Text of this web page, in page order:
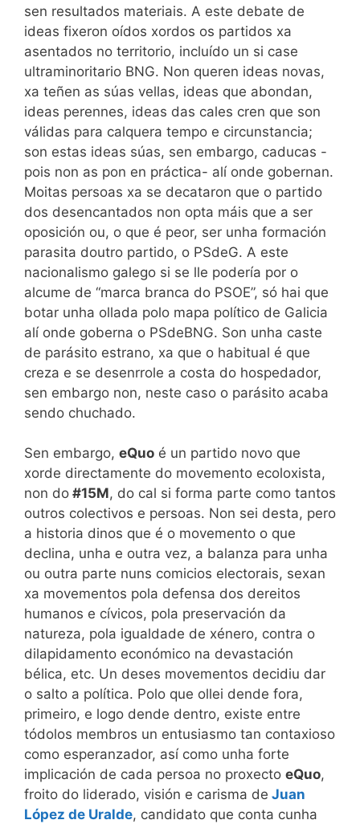
sen resultados materiais. A este debate de
ideas fixeron oídos xordos os partidos xa
asentados no territorio, incluído un si case
ultraminoritario BNG. Non queren ideas novas,
xa teñen as súas vellas, ideas que abondan,
ideas perennes, ideas das cales cren que son
válidas para calquera tempo e circunstancia;
son estas ideas súas, sen embargo, caducas -
pois non as pon en práctica- alí onde gobernan.
Moitas persoas xa se decataron que o partido
dos desencantados non opta máis que a ser
oposición ou, o que é peor, ser unha formación
parasita doutro partido, o PSdeG. A este
nacionalismo galego si se lle podería por o
alcume de “marca branca do PSOE”, só hai que
botar unha ollada polo mapa político de Galicia
alí onde goberna o PSdeBNG. Son unha caste
de parásito estrano, xa que o habitual é que
creza e se desenrrole a costa do hospedador,
sen embargo non, neste caso o parásito acaba
sendo chuchado.
Sen embargo, eQuo é un partido novo que
xorde directamente do movemento ecoloxista,
non do #15M, do cal si forma parte como tantos
outros colectivos e persoas. Non sei desta, pero
a historia dinos que é o movemento o que
declina, unha e outra vez, a balanza para unha
ou outra parte nuns comicios electorais, sexan
xa movementos pola defensa dos dereitos
humanos e cívicos, pola preservación da
natureza, pola igualdade de xénero, contra o
dilapidamento económico na devastación
bélica, etc. Un deses movementos decidiu dar
o salto a política. Polo que ollei dende fora,
primeiro, e logo dende dentro, existe entre
tódolos membros un entusiasmo tan contaxioso
como esperanzador, así como unha forte
implicación de cada persoa no proxecto eQuo,
froito do liderado, visión e carisma de Juan
López de Uralde, candidato que conta cunha